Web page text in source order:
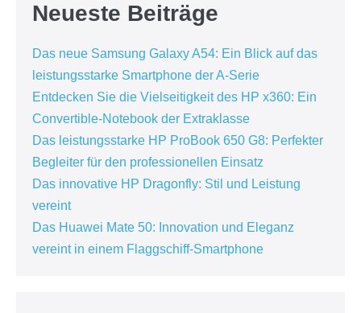
Neueste Beiträge
Das neue Samsung Galaxy A54: Ein Blick auf das
leistungsstarke Smartphone der A-Serie
Entdecken Sie die Vielseitigkeit des HP x360: Ein
Convertible-Notebook der Extraklasse
Das leistungsstarke HP ProBook 650 G8: Perfekter
Begleiter für den professionellen Einsatz
Das innovative HP Dragonfly: Stil und Leistung
vereint
Das Huawei Mate 50: Innovation und Eleganz
vereint in einem Flaggschiff-Smartphone